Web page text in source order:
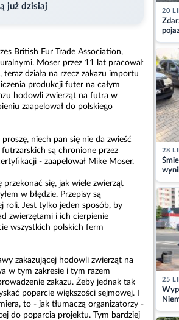
już dzisiaj
British Fur Trade Association,
Moser przez 11 lat pracował
działa na rzecz zakazu importu
produkcji futer na całym
hodowli zwierząt na futra w
zaapelował do polskiego
niech pan się nie da zwieść
są chronione przez
- zaapelował Mike Moser.
przekonać się, jak wiele zwierząt
w błędzie. Przepisy są
roli. Jest tylko jeden sposób, by
zwierzętami i ich cierpienie
wszystkich polskich ferm
zakazującej hodowli zwierząt na
w tym zakresie i tym razem
zakazu. Żeby jednak tak
poparcie większości sejmowej. I
to - jak tłumaczą organizatorzy -
do poparcia projektu. Tym bardziej
20
z
28
25